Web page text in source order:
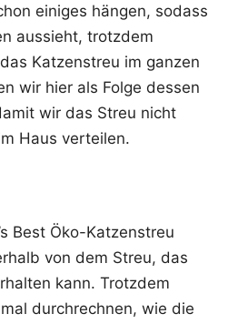
einiges hängen, sodass
aussieht, trotzdem
Katzenstreu im ganzen
wir hier als Folge dessen
wir das Streu nicht
Haus verteilen.
Best Öko-Katzenstreu
von dem Streu, das
kann. Trotzdem
durchrechnen, wie die